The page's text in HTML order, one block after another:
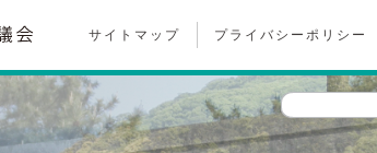
サイトマップ プライバシーポリシー